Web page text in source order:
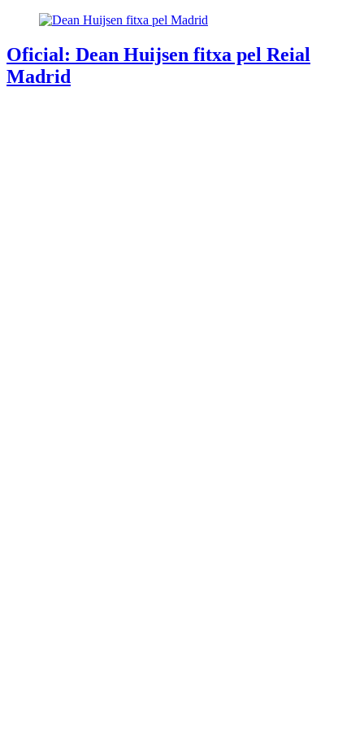
Oficial: Dean Huijsen fitxa pel Reial
Madrid